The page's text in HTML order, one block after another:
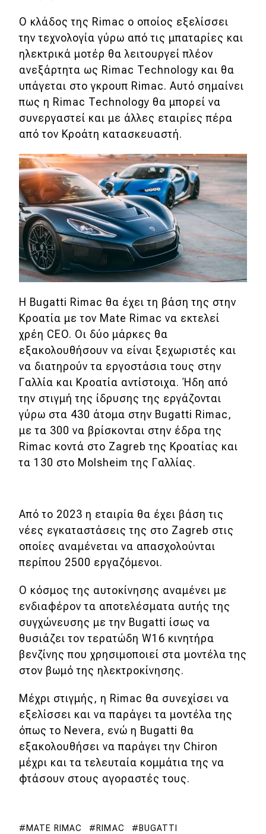
Αγορά
Απόψεις
Test Drive
Δοκιμή
Συγκρίνουμε
Αγώνες
Formula 1
WRC
Eco
Νέα
Τεχνολογία
Mobility
Σταθμοί φόρτισης
Classic
Παρουσιάσεις
DRIVE Away
MOTO
Μεταχειρισμένο
Οδηγός αγοράς
Συμβουλές
Χρηστικά
Συμβουλές
ΚΤΕΟ
Ο κλάδος της Rimac ο οποίος εξελίσσει
την τεχνολογία γύρω από τις μπαταρίες και
ηλεκτρικά μοτέρ θα λειτουργεί πλέον
ανεξάρτητα ως Rimac Technology και θα
υπάγεται στο γκρουπ Rimac. Αυτό σημαίνει
πως η Rimac Technology θα μπορεί να
συνεργαστεί και με άλλες εταιρίες πέρα
από τον Κροάτη κατασκευαστή.
Η Bugatti Rimac θα έχει τη βάση της στην
Κροατία με τον Mate Rimac να εκτελεί
χρέη CEO. Οι δύο μάρκες θα
εξακολουθήσουν να είναι ξεχωριστές και
να διατηρούν τα εργοστάσια τους στην
Γαλλία και Κροατία αντίστοιχα. Ήδη από
την στιγμή της ίδρυσης της εργάζονται
γύρω στα 430 άτομα στην Bugatti Rimac,
με τα 300 να βρίσκονται στην έδρα της
Rimac κοντά στο Zagreb της Κροατίας και
τα 130 στο Molsheim της Γαλλίας.
Από το 2023 η εταιρία θα έχει βάση τις
νέες εγκαταστάσεις της στο Zagreb στις
οποίες αναμένεται να απασχολούνται
περίπου 2500 εργαζόμενοι.
Ο κόσμος της αυτοκίνησης αναμένει με
ενδιαφέρον τα αποτελέσματα αυτής της
συγχώνευσης με την Bugatti ίσως να
θυσιάζει τον τερατώδη W16 κινητήρα
βενζίνης που χρησιμοποιεί στα μοντέλα της
στον βωμό της ηλεκτροκίνησης.
Μέχρι στιγμής, η Rimac θα συνεχίσει να
εξελίσσει και να παράγει τα μοντέλα της
όπως το Nevera, ενώ η Bugatti θα
εξακολουθήσει να παράγει την Chiron
μέχρι και τα τελευταία κομμάτια της να
φτάσουν στους αγοραστές τους.
MATE RIMAC RIMAC BUGATTI